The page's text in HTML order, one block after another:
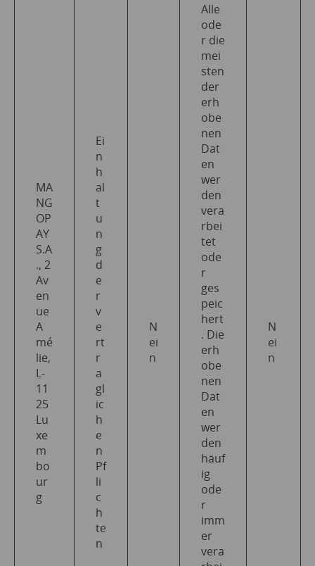
MA
NG
OP
AY
S.A
., 2
Av
en
ue
A
mé
lie,
L-
11
25
Lu
xe
m
bo
ur
g
Ei
n
h
al
t
u
n
g
d
e
r
v
e
rt
r
a
gl
ic
h
e
n
Pf
li
c
h
te
n
N
ei
n
Alle
ode
r die
mei
sten
der
erh
obe
nen
Dat
en
wer
den
vera
rbei
tet
ode
r
ges
peic
hert
. Die
erh
obe
nen
Dat
en
wer
den
häuf
ig
ode
r
imm
er
vera
N
ei
n